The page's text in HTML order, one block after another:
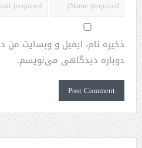
ذخیره نام، ایمیل و وبسایت من
دوباره دیدگاهی می‌نویسم.